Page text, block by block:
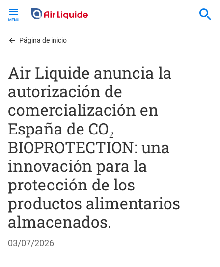
contentPágina de inicio
Air Liquide anuncia la
autorización de
comercialización en
España de CO₂
BIOPROTECTION: una
innovación para la
protección de los
productos alimentarios
almacenados.
03/07/2026